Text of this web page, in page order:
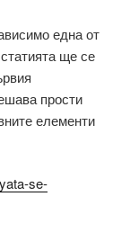
една от
ще се
прости
елементи
se-